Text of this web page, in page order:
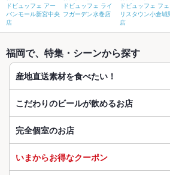
ドビュッフェ アー
バンモール新宮中央
店
ドビュッフェ ライ
フガーデン水巻店
ドビュッフェ フェ
リスタウン小倉城
店
福岡で、特集・シーンから探す
産地直送素材を食べたい！
こだわりのビールが飲めるお店
完全個室のお店
いまからお得なクーポン